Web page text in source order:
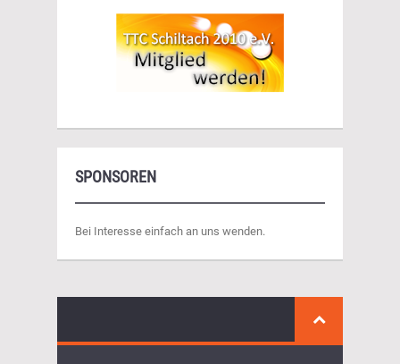
SPONSOREN
Bei Interesse einfach an uns wenden.